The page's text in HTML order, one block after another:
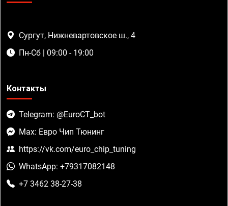
Сургут, Нижневартовское ш., 4
Пн-Сб | 09:00 - 19:00
Контакты
Telegram: @EuroCT_bot
Max: Евро Чип Тюнинг
https://vk.com/euro_chip_tuning
WhatsApp: +79317082148
+7 3462 38-27-38